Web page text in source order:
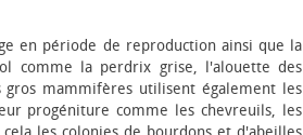
en période de reproduction ainsi que la
comme la perdrix grise, l'alouette des
mammifères utilisent également les
progéniture comme les chevreuils, les